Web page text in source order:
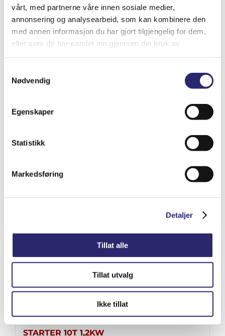
vårt, med partnerne våre innen sosiale medier,
annonsering og analysearbeid, som kan kombinere den
med annen informasjon du har gjort tilgjengelig for dem,
eller som de har samlet inn gjennom din bruk av
Nødvendig
Egenskaper
Statistikk
Markedsføring
Detaljer
Tillat alle
Tillat utvalg
Ikke tillat
STARTER 10T 3.6KW M/GIR OG ROTERB
Varenummer: els-25-0016DX
Detaljer
STARTER 10T 1,2KW